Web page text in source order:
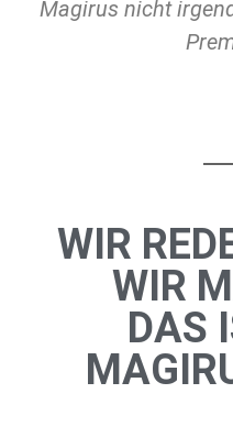
Magirus nicht
WIR
WIR
DAS